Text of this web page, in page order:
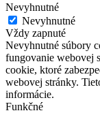
Nevyhnutné
Nevyhnutné
Vždy zapnuté
Nevyhnutné súbory
fungovanie webovej
cookie, ktoré
webovej stránky.
informácie.
Funkčné